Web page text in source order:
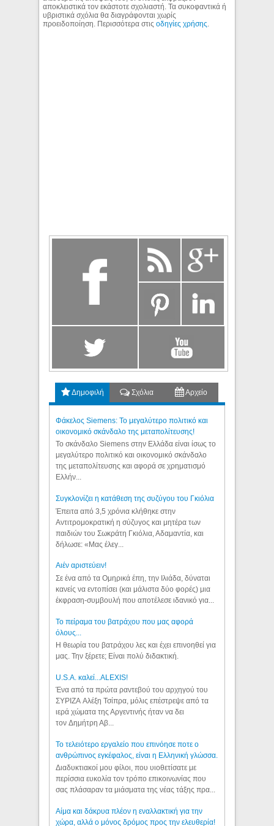
αποκλειστικά τον εκάστοτε σχολιαστή. Τα συκοφαντικά ή
υβριστικά σχόλια θα διαγράφονται χωρίς
προειδοποίηση. Περισσότερα στιςοδηγίες χρήσης
Δημοφιλή Σχόλια Αρχείο
Φάκελος Siemens: Το μεγαλύτερο πολιτικό και
οικονομικό σκάνδαλο της μεταπολίτευσης!
Το σκάνδαλο Siemens στην Ελλάδα είναι ίσως το
μεγαλύτερο πολιτικό και οικονομικό σκάνδαλο
της μεταπολίτευσης και αφορά σε χρηματισμό
Ελλήν...
Συγκλονίζει η κατάθεση της συζύγου του Γκιόλια
Έπειτα από 3,5 χρόνια κλήθηκε στην
Αντιτρομοκρατική η σύζυγος και μητέρα των
παιδιών του Σωκράτη Γκιόλια, Αδαμαντία, και
δήλωσε: «Μας έλεγ...
Aιέν αριστεύειν!
Σε ένα από τα Ομηρικά έπη, την Ιλιάδα, δύναται
κανείς να εντοπίσει (και μάλιστα δύο φορές) μια
έκφραση-συμβουλή που αποτέλεσε ιδανικό για...
Το πείραμα του βατράχου που μας αφορά
όλους...
Η θεωρία του βατράχου λες και έχει επινοηθεί για
μας. Την ξέρετε; Είναι πολύ διδακτική.
U.S.A. καλεί...ALEXIS!
Ένα από τα πρώτα ραντεβού του αρχηγού του
ΣΥΡΙΖΑ Αλέξη Τσίπρα, μόλις επέστρεψε από τα
ιερά χώματα της Αργεντινής ήταν να δει
τον Δημήτρη Αβ...
Το τελειότερο εργαλείο που επινόησε ποτε ο
ανθρώπινος εγκέφαλος, είναι η Ελληνική γλώσσα.
Διαδυκτιακοί μου φίλοι, που υιοθετίσατε με
περίσσια ευκολία τον τρόπο επικοινωνίας που
σας πλάσαραν τα μιάσματα της νέας τάξης πρα...
Αίμα και δάκρυα πλέον η εναλλακτική για την
χώρα, αλλά ο μόνος δρόμος προς την ελευθερία!